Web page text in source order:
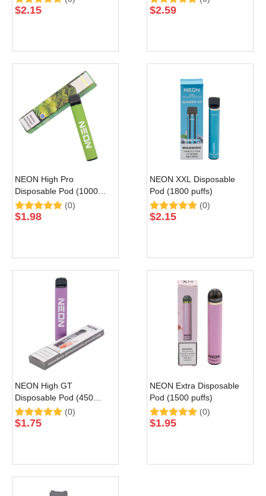
$2.15 $2.59
NEON High Pro
Disposable Pod (1000
Puffs)
(0)
$1.98
NEON XXL Disposable
Pod (1800 puffs)
(0)
$2.15
NEON High GT
Disposable Pod (450
puffs)
(0)
$1.75
NEON Extra Disposable
Pod (1500 puffs)
(0)
$1.95